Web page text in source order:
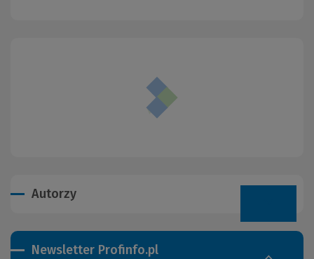
Autorzy
Newsletter Profinfo.pl